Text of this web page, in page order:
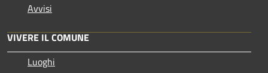
Avvisi
VIVERE IL COMUNE
Luoghi